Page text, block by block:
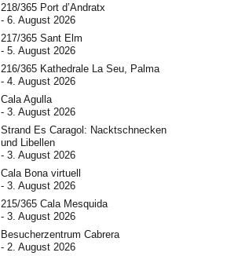
218/365 Port d’Andratx
6. August 2026
217/365 Sant Elm
5. August 2026
216/365 Kathedrale La Seu, Palma
4. August 2026
Cala Agulla
3. August 2026
Strand Es Caragol: Nacktschnecken
und Libellen
3. August 2026
Cala Bona virtuell
3. August 2026
215/365 Cala Mesquida
3. August 2026
Besucherzentrum Cabrera
2. August 2026